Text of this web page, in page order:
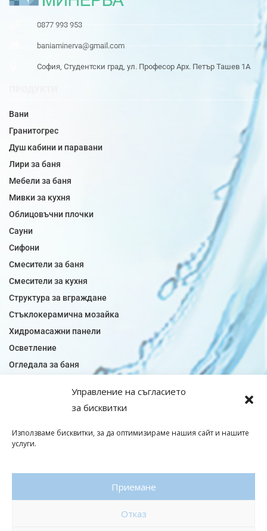
Управление на съгласието
за бисквитки
Използваме бисквитки, за да оптимизираме нашия сайт и нашите
услуги.
Приемане
Отказ
0877 993 953
baniaminerva@gmail.com
София, Студентски град, ул. Професор Арх. Петър Ташев 1А
Вани
Гранитогрес
Душ кабини и паравани
Лири за баня
Мебели за баня
Мивки за кухня
Облицовъчни плочки
Сауни
Сифони
Смесители за баня
Смесители за кухня
Структура за вграждане
Стъклокерамична мозайка
Хидромасажни панели
Осветление
Огледала за баня
Плочки за кухня
Подови лентова сифони
Подови плочки
Политика за поверителност